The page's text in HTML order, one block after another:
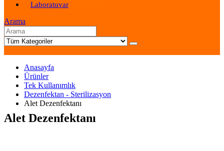
Laboratuvar
Arama
Anasayfa
Ürünler
Tek Kullanımlık
Dezenfektan - Sterilizasyon
Alet Dezenfektanı
Alet Dezenfektanı